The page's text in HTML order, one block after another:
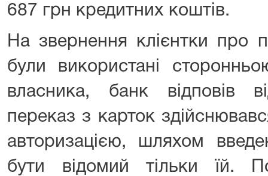
687 грн кредитних коштів.
На звернення клієнтки про
були використані
власника, банк відповів
переказ з карток
авторизацією, шляхом
бути відомий тільки їй.